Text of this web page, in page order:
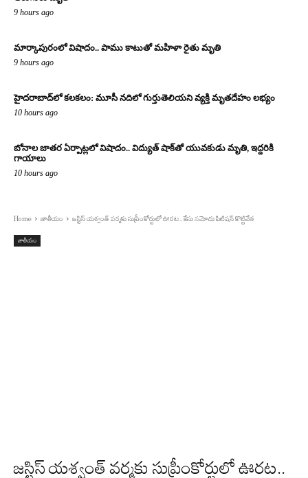
9 hours ago
మార్కాపురంలో విషాదం.. పాము కాటుతో మహిళా రైతు మృతి
9 hours ago
హైదరాబాద్‌లో కలకలం: మూసీ నదిలో గుర్తుతెలియని వ్యక్తి మృతదేహం లభ్యం
10 hours ago
బోనాల జాతర ఏర్పాట్లలో విషాదం.. విద్యుత్ షాక్‌తో యువకుడు మృతి, ఇద్దరికి
గాయాలు
10 hours ago